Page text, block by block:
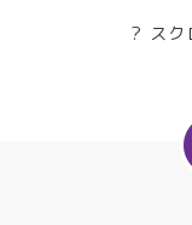
? スク